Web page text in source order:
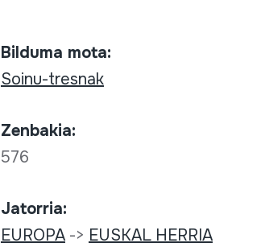
Bilduma mota:
Soinu-tresnak
Zenbakia:
576
Jatorria:
EUROPA-> EUSKAL HERRIA